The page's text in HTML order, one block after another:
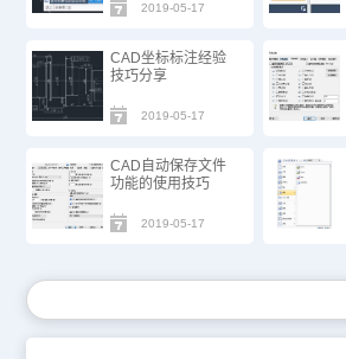
2019-05-17
CAD坐标标注经验
技巧分享
2019-05-17
CAD自动保存文件
功能的使用技巧
2019-05-17